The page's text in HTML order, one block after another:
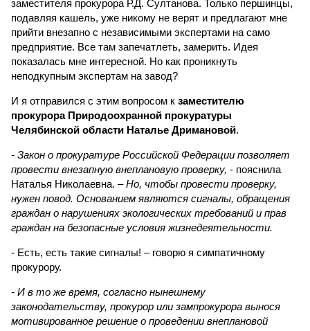
заместителя прокурора Р.Д. Султанова. Только першинцы,
подавляя кашель, уже никому не верят и предлагают мне
прийти внезапно с независимыми экспертами на само
предприятие. Все там запечатлеть, замерить. Идея
показалась мне интересной. Но как проникнуть
неподкупным экспертам на завод?
И я отправился с этим вопросом к заместителю
прокурора Природоохранной прокуратуры
Челябинской области Наталье Дримановой.
- Закон о прокуратуре Российской Федерации позволяет
провести внезапную внеплановую проверку, - пояснила
Наталья Николаевна. –Но, чтобы провести проверку,
нужен повод. Основанием являются сигналы, обращения
граждан о нарушениях экологических требований и прав
граждан на безопасные условия жизнедеятельности.
- Есть, есть такие сигналы! – говорю я симпатичному
прокурору.
- И в то же время, согласно нынешнему
законодательству, прокурор или зампрокурора вынося
мотивированное решение о проведении внеплановой